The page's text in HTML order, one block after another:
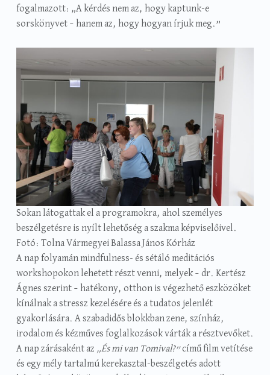
fogalmazott: „A kérdés nem az, hogy kaptunk-e
sorskönyvet – hanem az, hogy hogyan írjuk meg.”
Sokan látogattak el a programokra, ahol személyes
beszélgetésre is nyílt lehetőség a szakma képviselőivel.
Fotó: Tolna Vármegyei Balassa János Kórház
A nap folyamán mindfulness- és sétáló meditációs
workshopokon lehetett részt venni, melyek – dr. Kertész
Ágnes szerint – hatékony, otthon is végezhető eszközöket
kínálnak a stressz kezelésére és a tudatos jelenlét
gyakorlására. A szabadidős blokkban zene, színház,
irodalom és kézműves foglalkozások várták a résztvevőket.
A nap zárásaként az „És mi van Tomival?”című film vetítése
és egy mély tartalmú kerekasztal-beszélgetés adott